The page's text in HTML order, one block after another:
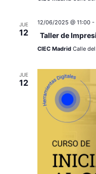
JUE
12
12/06/2025 @ 11:00-
Taller de
CIEC Madrid Calle
JUE
12